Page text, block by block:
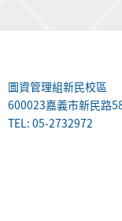
圖資管理組新民校區
600023嘉義市新民路
TEL: 05-2732972